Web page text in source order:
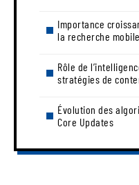
Importance
la recherche mobile
Rôle de
stratégies de
Évolution des
Core Updates